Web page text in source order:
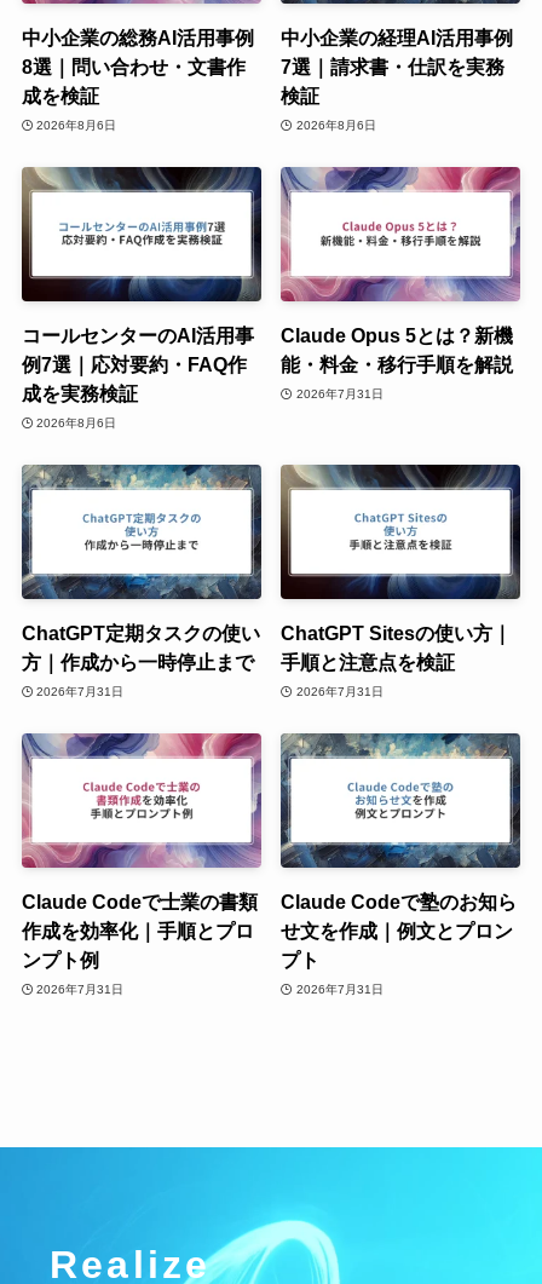
中小企業の総務AI活用事例
8選｜問い合わせ・文書作
成を検証
2026年8月6日
中小企業の経理AI活用事例
7選｜請求書・仕訳を実務
検証
2026年8月6日
コールセンターのAI活用事
例7選｜応対要約・FAQ作
成を実務検証
2026年8月6日
Claude Opus 5とは？新機
能・料金・移行手順を解説
2026年7月31日
ChatGPT定期タスクの使い
方｜作成から一時停止まで
2026年7月31日
ChatGPT Sitesの使い方｜
手順と注意点を検証
2026年7月31日
Claude Codeで士業の書類
作成を効率化｜手順とプロ
ンプト例
2026年7月31日
Claude Codeで塾のお知ら
せ文を作成｜例文とプロン
プト
2026年7月31日
Realize